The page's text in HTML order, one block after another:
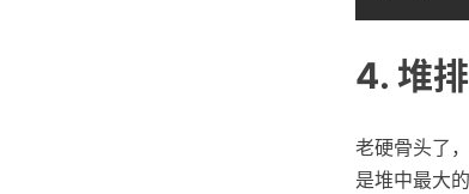
4. 堆
老硬骨头了
是堆中最大